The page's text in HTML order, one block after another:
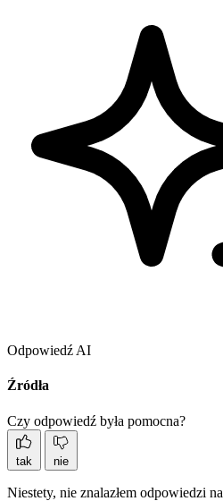
Odpowiedź AI
Źródła
Czy odpowiedź była pomocna?
tak nie
Niestety, nie znalazłem odpowiedzi